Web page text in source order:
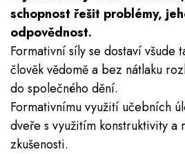
schopnost řešit problémy,
odpovědnost.
Formativní síly se dostaví všude
člověk vědomě a bez nátlaku
do společného dění.
Formativnímu využití učebních
dveře s využitím konstruktivity a
zkušenosti.